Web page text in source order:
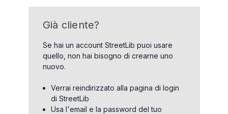
Già cliente?
Se hai un account StreetLib puoi usare
quello, non hai bisogno di crearne uno
nuovo.
Verrai reindirizzato alla pagina di login
di StreetLib
Usa l'email e la password del tuo